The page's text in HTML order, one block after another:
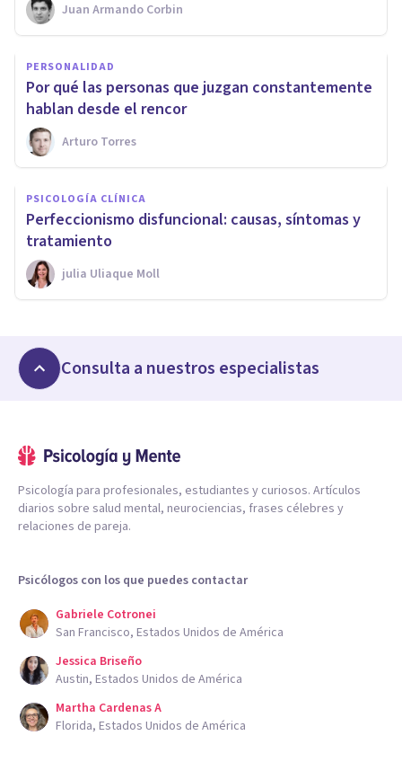
Juan Armando Corbin
PERSONALIDAD
Por qué las personas que juzgan constantemente
hablan desde el rencor
Arturo Torres
PSICOLOGÍA CLÍNICA
Perfeccionismo disfuncional: causas, síntomas y
tratamiento
​julia Uliaque Moll
Consulta a nuestros especialistas
Psicología para profesionales, estudiantes y curiosos. Artículos
diarios sobre salud mental, neurociencias, frases célebres y
relaciones de pareja.
Psicólogos con los que puedes contactar
Gabriele Cotronei
San Francisco, Estados Unidos de América
Jessica Briseño
Austin, Estados Unidos de América
Martha Cardenas A
Florida, Estados Unidos de América